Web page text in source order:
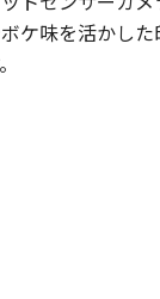
ケ味を活かし